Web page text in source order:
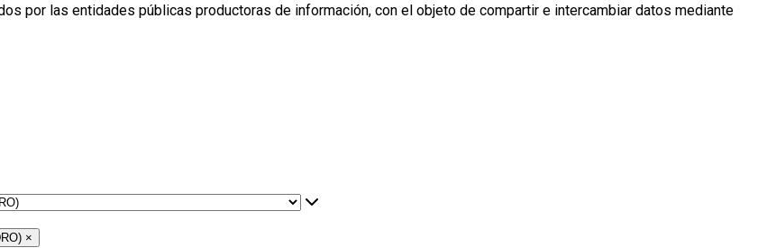
por las entidades públicas productoras de información, con el objeto de compartir e intercambiar datos mediante
×